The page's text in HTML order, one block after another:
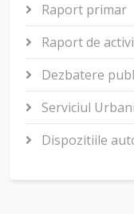
Raport primar
Raport de
Dezbatere
Serviciul
Dispozitiile